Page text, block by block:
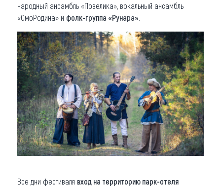
народный ансамбль «Повелика», вокальный ансамбль
«СмоРодина» и фолк-группа «Рунара»
Все дни фестиваля вход на территорию парк-отеля